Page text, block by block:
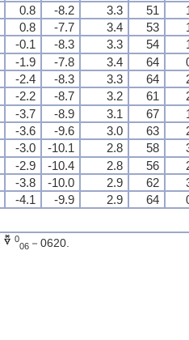
0.8 -8.2 3.3 51
0.8 -7.7 3.4 53
-0.1 -8.3 3.3 54
-1.9 -7.8 3.4 64
-2.4 -8.3 3.3 64
-2.2 -8.7 3.2 61
-3.7 -8.9 3.1 67
-3.6 -9.6 3.0 63
-3.0 -10.1 2.8 58
-2.9 -10.4 2.8 56
-3.8 -10.0 2.9 62
-4.1 -9.9 2.9 64
0
06－0620.